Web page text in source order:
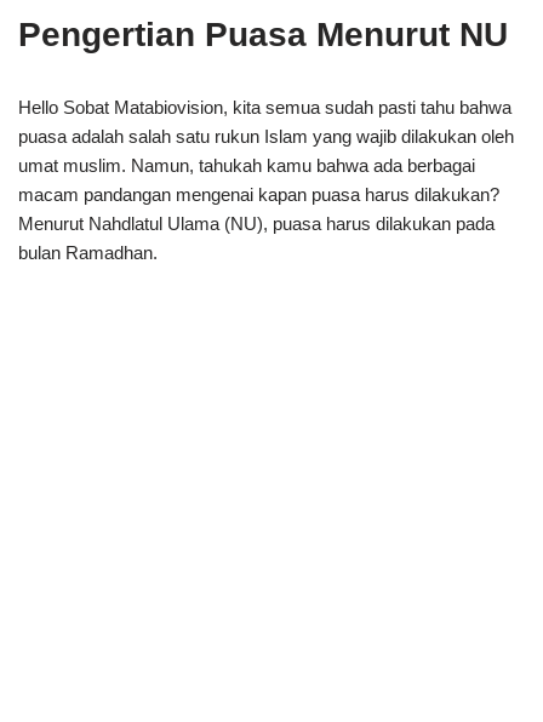
Pengertian Puasa Menurut NU
Hello Sobat Matabiovision, kita semua sudah pasti tahu bahwa
puasa adalah salah satu rukun Islam yang wajib dilakukan oleh
umat muslim. Namun, tahukah kamu bahwa ada berbagai
macam pandangan mengenai kapan puasa harus dilakukan?
Menurut Nahdlatul Ulama (NU), puasa harus dilakukan pada
bulan Ramadhan.